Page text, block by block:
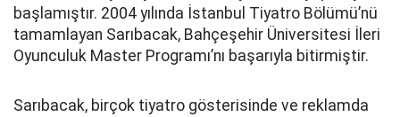
başlamıştır. 2004 yılında İstanbul Tiyatro Bölümü’nü
tamamlayan Sarıbacak, Bahçeşehir Üniversitesi İleri
Oyunculuk Master Programı’nı başarıyla bitirmiştir.
Sarıbacak, birçok tiyatro gösterisinde ve reklamda